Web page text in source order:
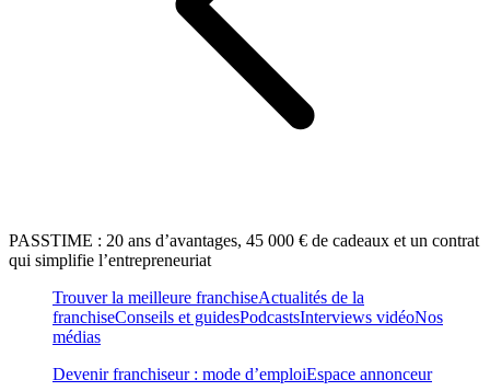
PASSTIME : 20 ans d’avantages, 45 000 € de cadeaux et un contrat
qui simplifie l’entrepreneuriat
Trouver la meilleure franchiseActualités de la
franchiseConseils et guidesPodcastsInterviews vidéoNos
médias
Devenir franchiseur : mode d’emploiEspace annonceur